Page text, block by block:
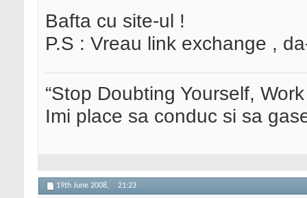
Bafta cu site-ul !
P.S : Vreau link exchange ,
“Stop Doubting Yourself,
Imi place sa conduc si sa
19th June 2008, 21:23